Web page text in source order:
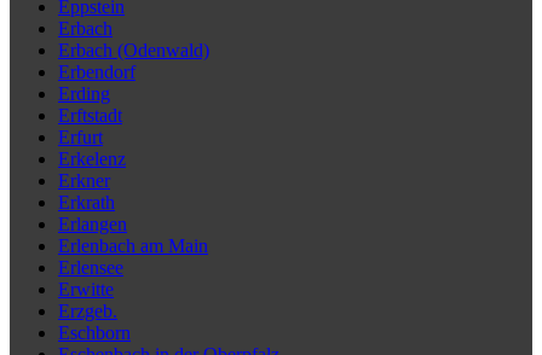
Eppstein
Erbach
Erbach (Odenwald)
Erbendorf
Erding
Erftstadt
Erfurt
Erkelenz
Erkner
Erkrath
Erlangen
Erlenbach am Main
Erlensee
Erwitte
Erzgeb.
Eschborn